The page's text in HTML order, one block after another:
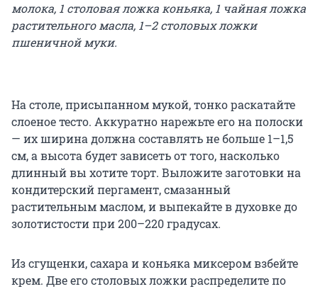
молока, 1 столовая ложка коньяка, 1 чайная ложка
растительного масла, 1–2 столовых ложки
пшеничной муки.
На столе, присыпанном мукой, тонко раскатайте
слоеное тесто. Аккуратно нарежьте его на полоски
— их ширина должна составлять не больше 1–1,5
см, а высота будет зависеть от того, насколько
длинный вы хотите торт. Выложите заготовки на
кондитерский пергамент, смазанный
растительным маслом, и выпекайте в духовке до
золотистости при 200–220 градусах.
Из сгущенки, сахара и коньяка миксером взбейте
крем. Две его столовых ложки распределите по